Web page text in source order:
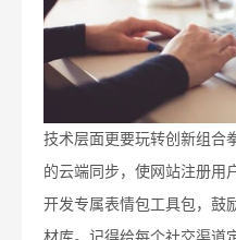
技术层面更要玩转创新组合
的云端同步，使网站注册用
开发专属表情包工具包，鼓